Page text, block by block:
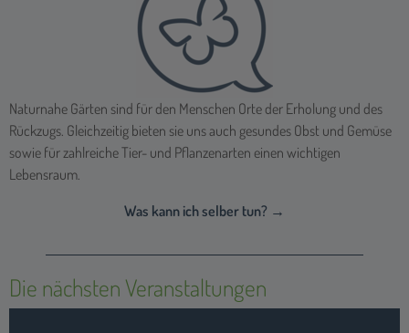
Was kann ich selber tun? →
Die nächsten Veranstaltungen